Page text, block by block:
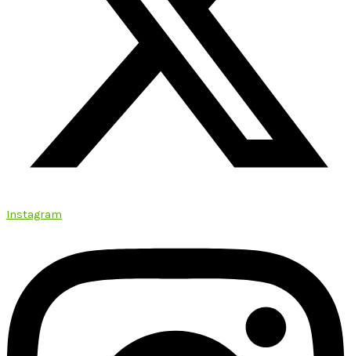
Instagram